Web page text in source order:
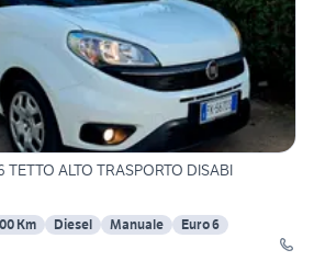
ALTO TRASPORTO DISABI
Km Diesel Manuale
Euro 6